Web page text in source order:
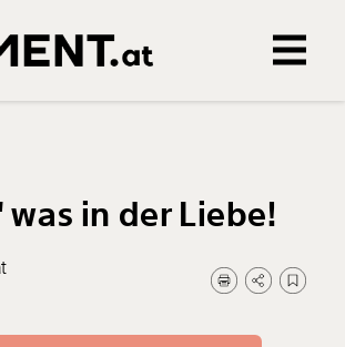
was in der Liebe!